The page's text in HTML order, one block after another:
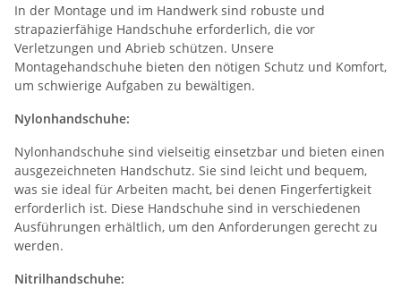
In der Montage und im Handwerk sind robuste und
strapazierfähige Handschuhe erforderlich, die vor
Verletzungen und Abrieb schützen. Unsere
Montagehandschuhe bieten den nötigen Schutz und Komfort,
um schwierige Aufgaben zu bewältigen.
Nylonhandschuhe:
Nylonhandschuhe sind vielseitig einsetzbar und bieten einen
ausgezeichneten Handschutz. Sie sind leicht und bequem,
was sie ideal für Arbeiten macht, bei denen Fingerfertigkeit
erforderlich ist. Diese Handschuhe sind in verschiedenen
Ausführungen erhältlich, um den Anforderungen gerecht zu
werden.
Nitrilhandschuhe: